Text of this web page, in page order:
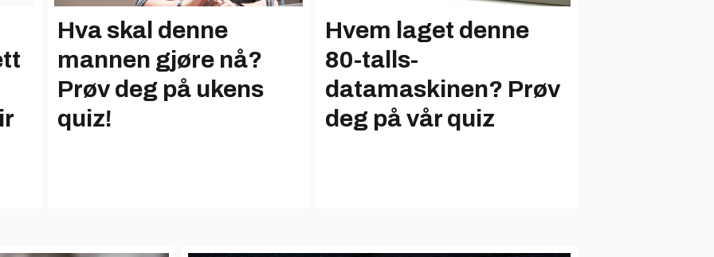
Hva skal denne
mannen gjøre nå?
Prøv deg på ukens
quiz!
Hvem laget denne
80-talls-
datamaskinen? Prøv
deg på vår quiz